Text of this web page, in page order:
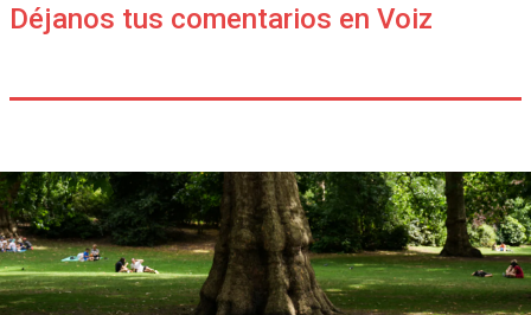
Déjanos tus comentarios en Voiz